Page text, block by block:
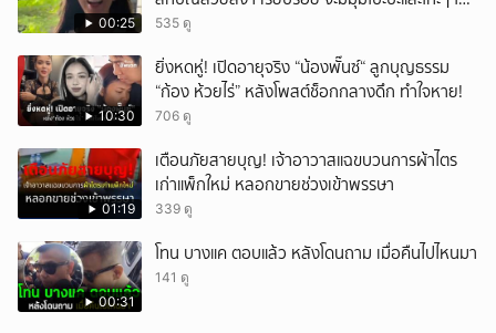
00:25
ได้อมยิ้มเหมือนกัน งานนี้ทำเอาแฟนๆ ทั้งเอ็นดูทั้ง
535 ดู
10:30
ยิ่งหดหู่! เปิดอายุจริง “น้องพั๊นซ์“ ลูกบุญธรรม
“ก้อง ห้วยไร่” หลังโพสต์ช็อกกลางดึก ทำใจหาย!
706 ดู
01:19
เตือนภัยสายบุญ! เจ้าอาวาสแฉขบวนการผ้าไตร
เก่าแพ็กใหม่ หลอกขายช่วงเข้าพรรษา
339 ดู
00:31
โทน บางแค ตอบแล้ว หลังโดนถาม เมื่อคืนไปไหนมา
141 ดู